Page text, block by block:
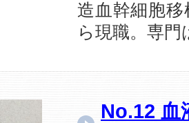
造血幹細胞
ら現職。専
No.12 血